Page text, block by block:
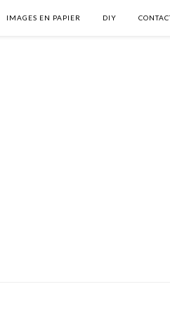
IMAGES EN PAPIER DIY